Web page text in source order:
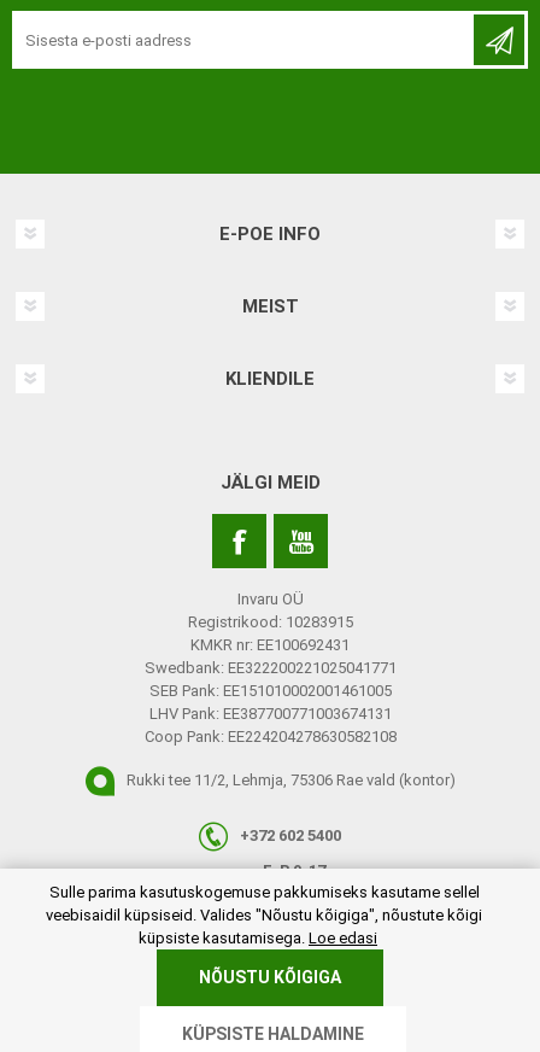
E-POE INFO
MEIST
KLIENDILE
JÄLGI MEID
Invaru OÜ
Registrikood: 10283915
KMKR nr: EE100692431
Swedbank: EE322200221025041771
SEB Pank: EE151010002001461005
LHV Pank: EE387700771003674131
Coop Pank: EE224204278630582108
Rukki tee 11/2, Lehmja, 75306 Rae vald (kontor)
+372 602 5400
E-R 9-17
info@invaru.ee
Powered bynopCommerce
Sulle parima kasutuskogemuse pakkumiseks kasutame sellel
veebisaidil küpsiseid. Valides "Nõustu kõigiga", nõustute kõigi
küpsiste kasutamisega. Loe edasi
NÕUSTU KÕIGIGA
KÜPSISTE HALDAMINE